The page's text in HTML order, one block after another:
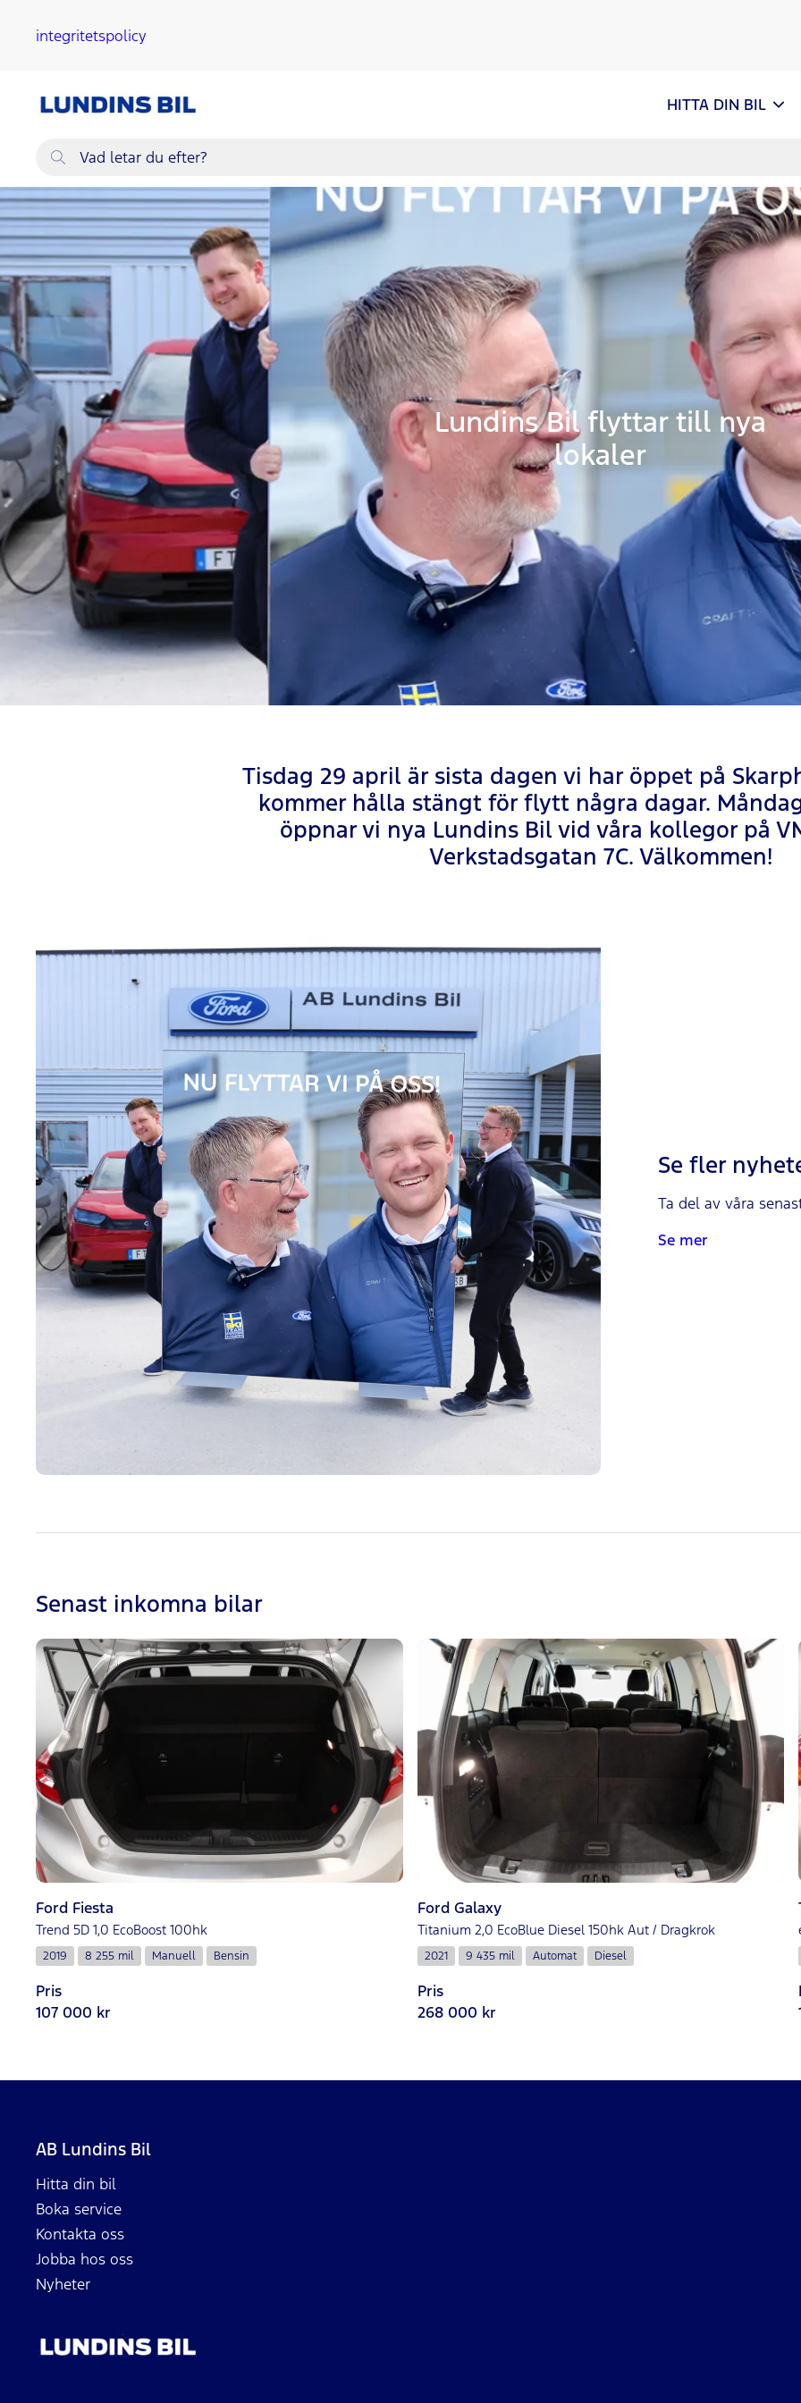
huvudinnehållet
integritetspolicy
HITTA DIN BIL
Vad
letar
du
efter?
Lundins Bil flyttar till nya
lokaler
Tisdag 29 april är sista dagen vi har öppet på
kommer hålla stängt för flytt några dagar.
öppnar vi nya Lundins Bil vid våra kollegor på
Verkstadsgatan 7C. Välkommen!
Se fler
Ta del av våra
Se mer
Senast inkomna bilar
Ford Fiesta
Trend 5D 1,0 EcoBoost 100hk
2019 8 255 mil Manuell Bensin
Pris
107 000 kr
Ford Galaxy
Titanium 2,0 EcoBlue Diesel 150hk Aut / Dragkrok
2021 9 435 mil Automat Diesel
Pris
268 000 kr
AB Lundins Bil
Hitta din bil
Boka service
Kontakta oss
Jobba hos oss
Nyheter